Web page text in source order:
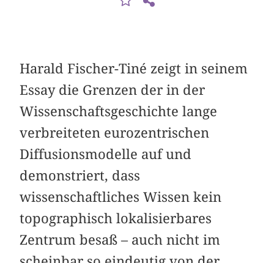
Harald Fischer-Tiné zeigt in seinem
Essay die Grenzen der in der
Wissenschaftsgeschichte lange
verbreiteten eurozentrischen
Diffusionsmodelle auf und
demonstriert, dass
wissenschaftliches Wissen kein
topographisch lokalisierbares
Zentrum besaß – auch nicht im